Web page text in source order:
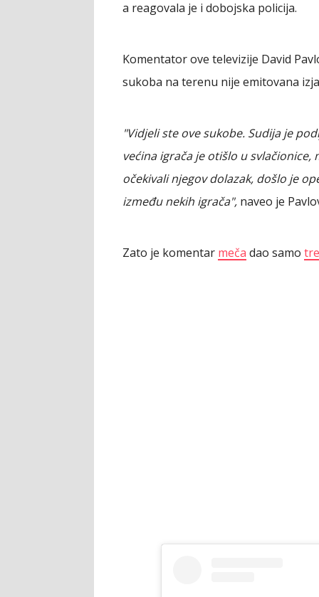
a reagovala je i dobojska policija.
Komentator ove televizije David
sukoba na terenu nije emitovana
"Vidjeli ste ove sukobe. Sudija je
većina igrača je otišlo u
očekivali njegov dolazak, došlo je
između nekih igrača", naveo je
Zato je komentar meča dao samo